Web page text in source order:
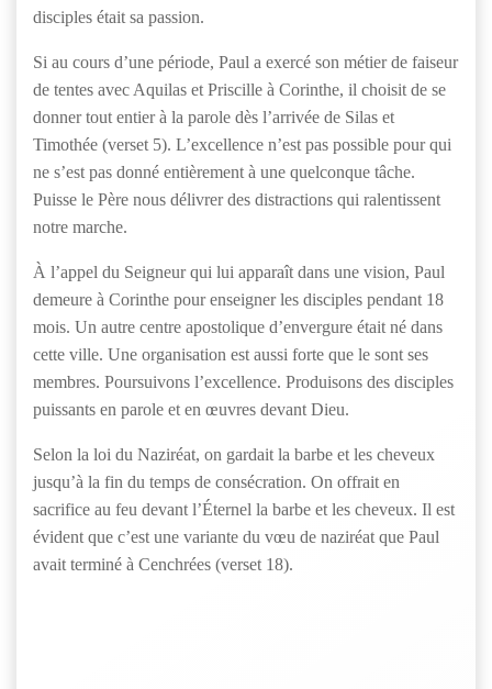
disciples était sa passion.
Si au cours d’une période, Paul a exercé son métier de faiseur
de tentes avec Aquilas et Priscille à Corinthe, il choisit de se
donner tout entier à la parole dès l’arrivée de Silas et
Timothée (verset 5). L’excellence n’est pas possible pour qui
ne s’est pas donné entièrement à une quelconque tâche.
Puisse le Père nous délivrer des distractions qui ralentissent
notre marche.
À l’appel du Seigneur qui lui apparaît dans une vision, Paul
demeure à Corinthe pour enseigner les disciples pendant 18
mois. Un autre centre apostolique d’envergure était né dans
cette ville. Une organisation est aussi forte que le sont ses
membres. Poursuivons l’excellence. Produisons des disciples
puissants en parole et en œuvres devant Dieu.
Selon la loi du Naziréat, on gardait la barbe et les cheveux
jusqu’à la fin du temps de consécration. On offrait en
sacrifice au feu devant l’Éternel la barbe et les cheveux. Il est
évident que c’est une variante du vœu de naziréat que Paul
avait terminé à Cenchrées (verset 18).